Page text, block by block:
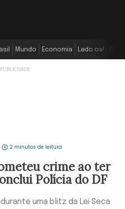
Mundo Economia Lado oa!
2 minutos de leitura
crime ao ter
Polícia do DF
uma blitz da Lei Seca